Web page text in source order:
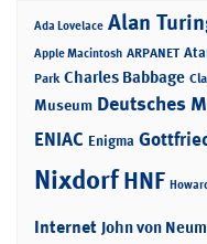
Ada Lovelace Alan
Apple Macintosh ARPANET
Park Charles Babbage
Museum Deutsches
ENIAC Enigma
NixdorfHNF
Internet John von